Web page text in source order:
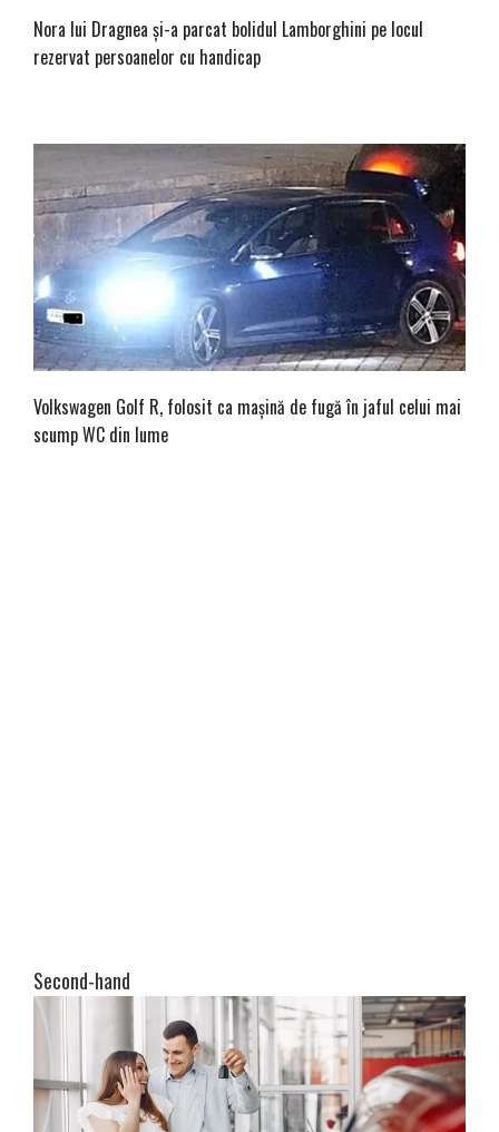
Nora lui Dragnea și-a parcat bolidul Lamborghini pe locul
rezervat persoanelor cu handicap
Volkswagen Golf R, folosit ca mașină de fugă în jaful celui mai
scump WC din lume
Second-hand